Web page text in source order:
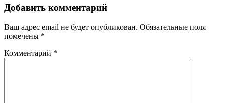
Добавить комментарий
Ваш адрес email не будет опубликован. Обязательные поля
помечены *
Комментарий *